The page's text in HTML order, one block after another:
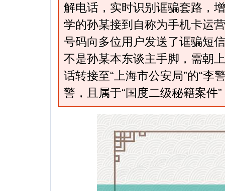
解电话，实时识别诓骗套路，
学的孙某接到自称为手机卡运
号码向多位用户发送了诓骗短
不是孙某本东谈主手脚，需朝
话转接至“上海市公安局”的“李
警，且属于“国度二级秘籍案件